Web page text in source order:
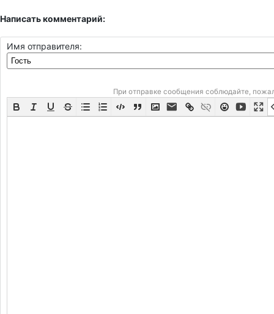
Написать комментарий:
Имя отправителя:
При отправке сообщения соблюдайте,